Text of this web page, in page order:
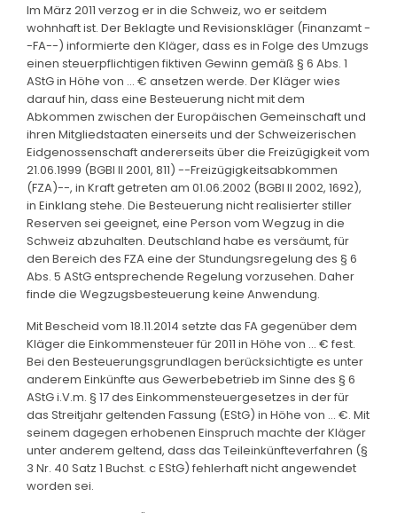
Im März 2011 verzog er in die Schweiz, wo er seitdem
wohnhaft ist. Der Beklagte und Revisionskläger (Finanzamt -
-FA--) informierte den Kläger, dass es in Folge des Umzugs
einen steuerpflichtigen fiktiven Gewinn gemäß § 6 Abs. 1
AStG in Höhe von ... € ansetzen werde. Der Kläger wies
darauf hin, dass eine Besteuerung nicht mit dem
Abkommen zwischen der Europäischen Gemeinschaft und
ihren Mitgliedstaaten einerseits und der Schweizerischen
Eidgenossenschaft andererseits über die Freizügigkeit vom
21.06.1999 (BGBl II 2001, 811) --Freizügigkeitsabkommen
(FZA)--, in Kraft getreten am 01.06.2002 (BGBl II 2002, 1692),
in Einklang stehe. Die Besteuerung nicht realisierter stiller
Reserven sei geeignet, eine Person vom Wegzug in die
Schweiz abzuhalten. Deutschland habe es versäumt, für
den Bereich des FZA eine der Stundungsregelung des § 6
Abs. 5 AStG entsprechende Regelung vorzusehen. Daher
finde die Wegzugsbesteuerung keine Anwendung.
Mit Bescheid vom 18.11.2014 setzte das FA gegenüber dem
Kläger die Einkommensteuer für 2011 in Höhe von ... € fest.
Bei den Besteuerungsgrundlagen berücksichtigte es unter
anderem Einkünfte aus Gewerbebetrieb im Sinne des § 6
AStG i.V.m. § 17 des Einkommensteuergesetzes in der für
das Streitjahr geltenden Fassung (EStG) in Höhe von ... €. Mit
seinem dagegen erhobenen Einspruch machte der Kläger
unter anderem geltend, dass das Teileinkünfteverfahren (§
3 Nr. 40 Satz 1 Buchst. c EStG) fehlerhaft nicht angewendet
worden sei.